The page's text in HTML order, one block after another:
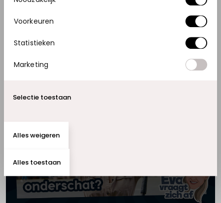
Voorkeuren
Statistieken
Marketing
Alles toestaan
Selectie toestaan
Alles weigerenAccepteer marketing cookies om